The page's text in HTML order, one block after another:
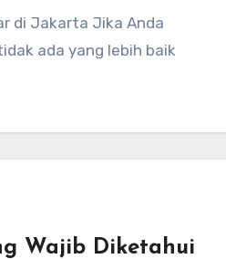
di Jakarta Jika Anda
ada yang lebih baik
Wajib Diketahui